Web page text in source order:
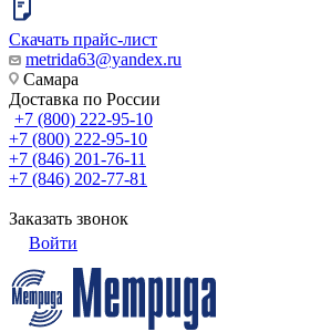
Скачать прайс-лист
metrida63@yandex.ru
Самара
Доставка по России
+7 (800) 222-95-10
+7 (800) 222-95-10
+7 (846) 201-76-11
+7 (846) 202-77-81
Заказать звонок
Войти